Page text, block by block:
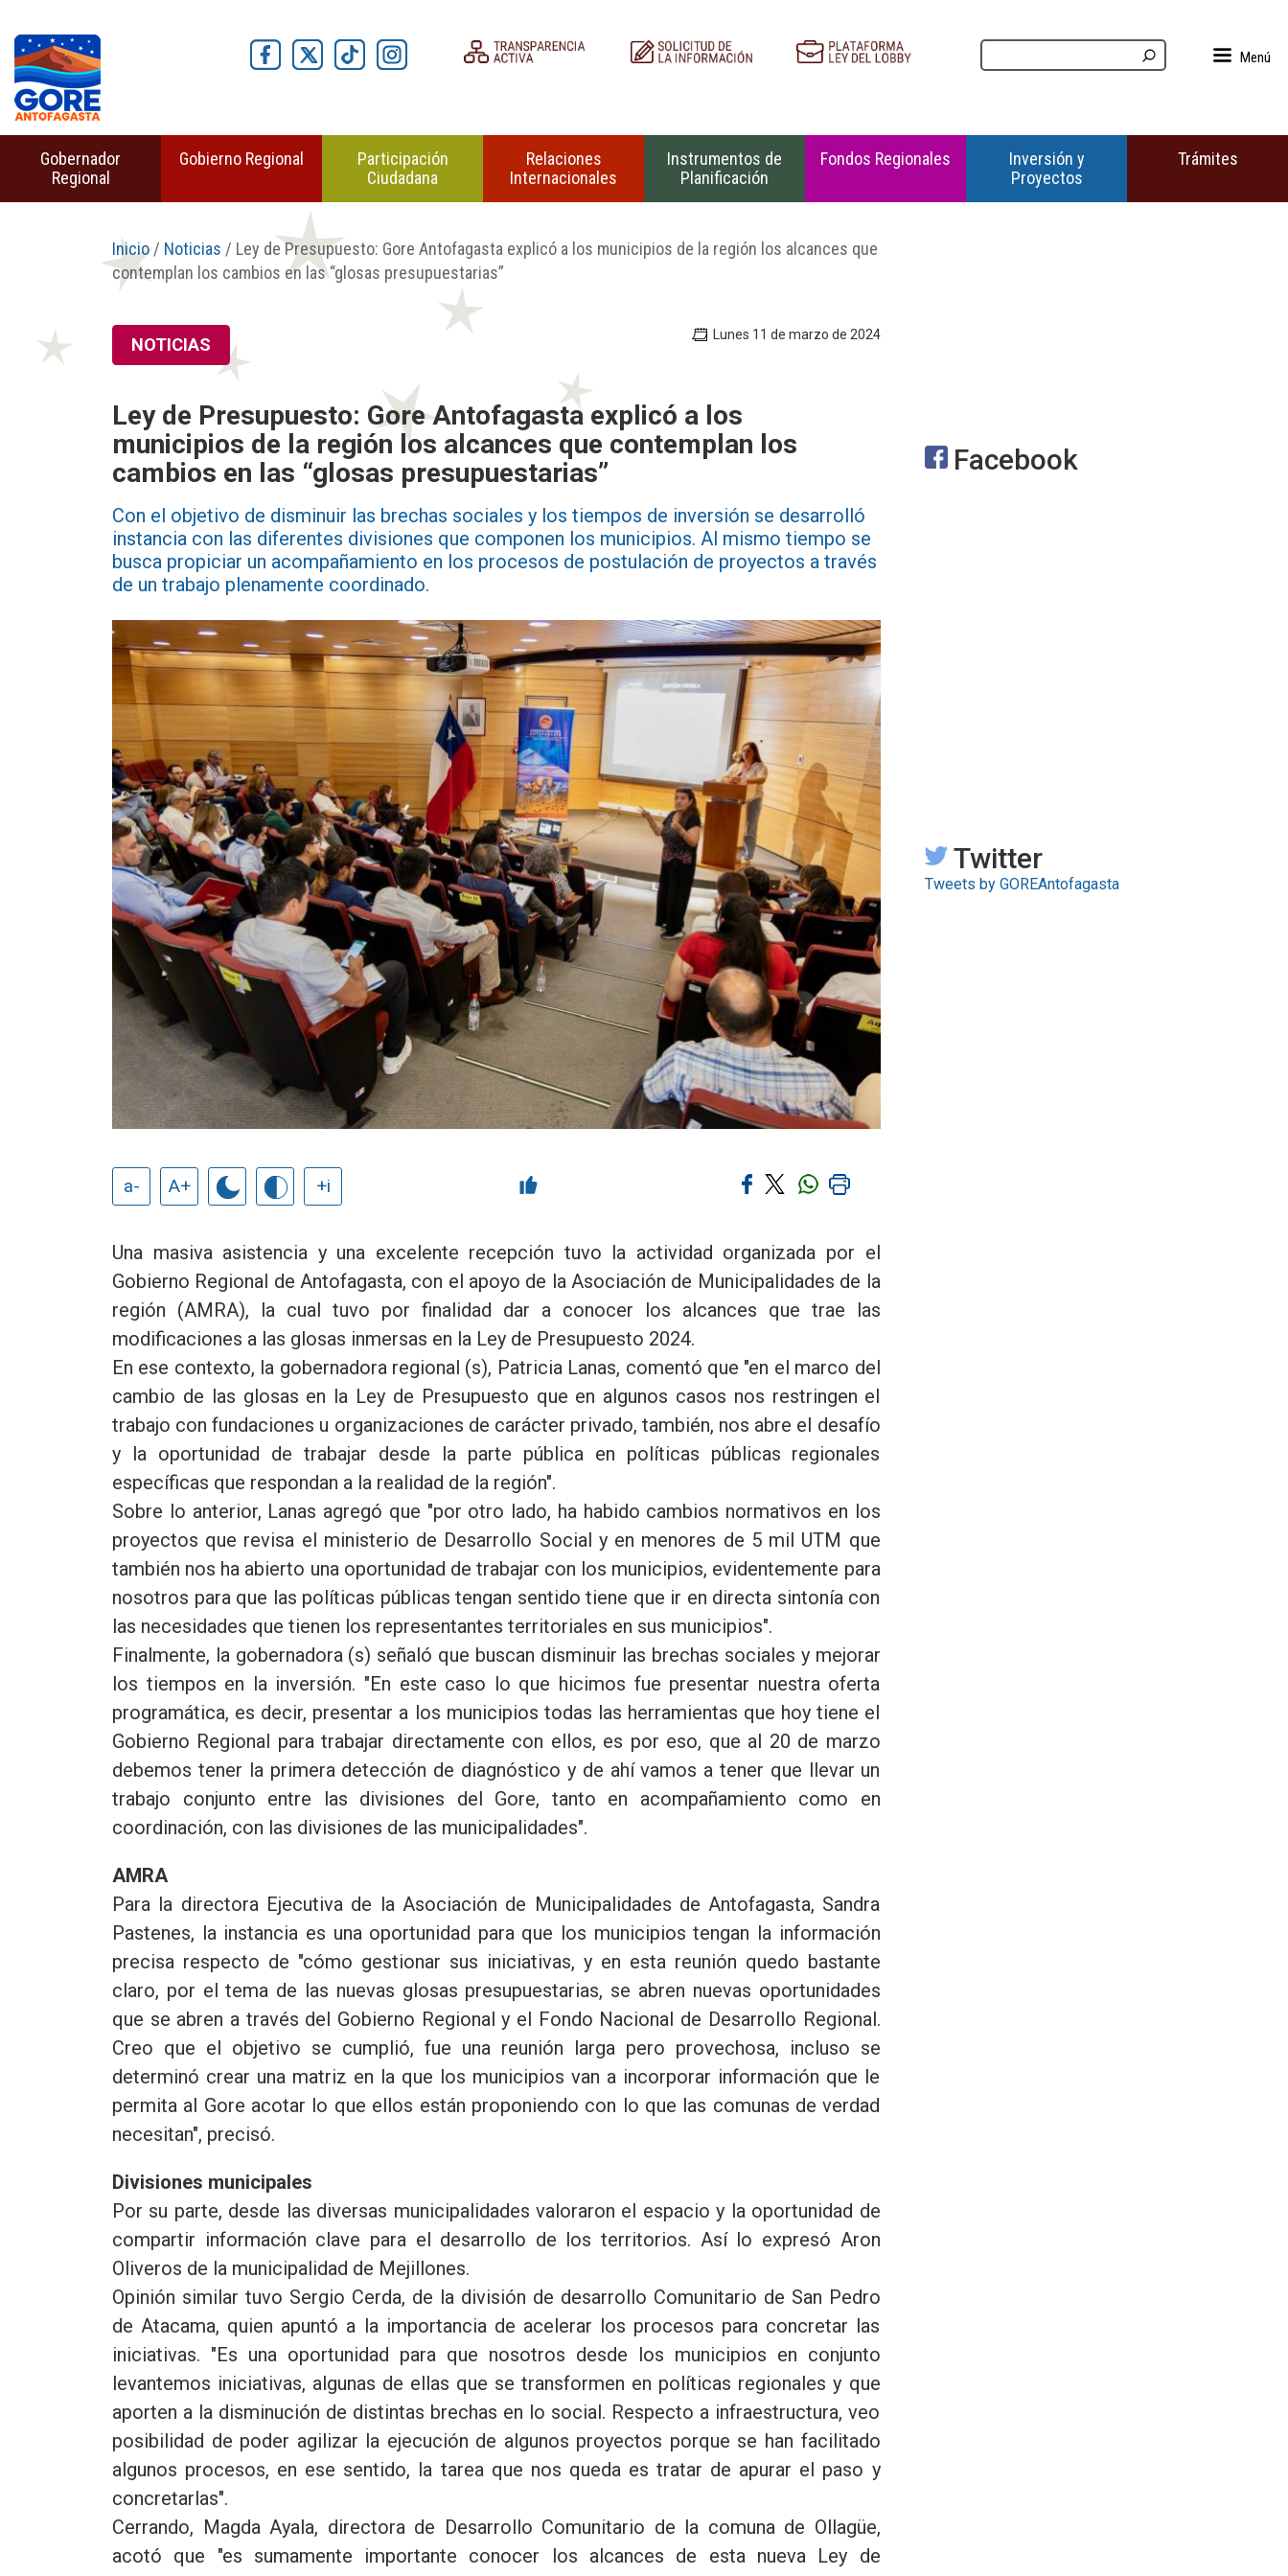
Menú
Gobernador
Regional
Gobierno Regional
Participación
Ciudadana
Relaciones
Internacionales
Instrumentos de
Planificación
Fondos Regionales
Inversión y
Proyectos
Trámites
Inicio/ Noticias / Ley de Presupuesto: Gore Antofagasta explicó a los municipios de la región los alcances que
contemplan los cambios en las “glosas presupuestarias”
NOTICIAS Lunes 11 de marzo de 2024
Ley de Presupuesto: Gore Antofagasta explicó a los
municipios de la región los alcances que contemplan los
cambios en las “glosas presupuestarias”
Con el objetivo de disminuir las brechas sociales y los tiempos de inversión se desarrolló
instancia con las diferentes divisiones que componen los municipios. Al mismo tiempo se
busca propiciar un acompañamiento en los procesos de postulación de proyectos a través
de un trabajo plenamente coordinado.
a- A+ +i
Una masiva asistencia y una excelente recepción tuvo la actividad organizada por el
Gobierno Regional de Antofagasta, con el apoyo de la Asociación de Municipalidades de la
región (AMRA), la cual tuvo por finalidad dar a conocer los alcances que trae las
modificaciones a las glosas inmersas en la Ley de Presupuesto 2024.
En ese contexto, la gobernadora regional (s), Patricia Lanas, comentó que "en el marco del
cambio de las glosas en la Ley de Presupuesto que en algunos casos nos restringen el
trabajo con fundaciones u organizaciones de carácter privado, también, nos abre el desafío
y la oportunidad de trabajar desde la parte pública en políticas públicas regionales
específicas que respondan a la realidad de la región".
Sobre lo anterior, Lanas agregó que "por otro lado, ha habido cambios normativos en los
proyectos que revisa el ministerio de Desarrollo Social y en menores de 5 mil UTM que
también nos ha abierto una oportunidad de trabajar con los municipios, evidentemente para
nosotros para que las políticas públicas tengan sentido tiene que ir en directa sintonía con
las necesidades que tienen los representantes territoriales en sus municipios".
Finalmente, la gobernadora (s) señaló que buscan disminuir las brechas sociales y mejorar
los tiempos en la inversión. "En este caso lo que hicimos fue presentar nuestra oferta
programática, es decir, presentar a los municipios todas las herramientas que hoy tiene el
Gobierno Regional para trabajar directamente con ellos, es por eso, que al 20 de marzo
debemos tener la primera detección de diagnóstico y de ahí vamos a tener que llevar un
trabajo conjunto entre las divisiones del Gore, tanto en acompañamiento como en
coordinación, con las divisiones de las municipalidades".
AMRA
Para la directora Ejecutiva de la Asociación de Municipalidades de Antofagasta, Sandra
Pastenes, la instancia es una oportunidad para que los municipios tengan la información
precisa respecto de "cómo gestionar sus iniciativas, y en esta reunión quedo bastante
claro, por el tema de las nuevas glosas presupuestarias, se abren nuevas oportunidades
que se abren a través del Gobierno Regional y el Fondo Nacional de Desarrollo Regional.
Creo que el objetivo se cumplió, fue una reunión larga pero provechosa, incluso se
determinó crear una matriz en la que los municipios van a incorporar información que le
permita al Gore acotar lo que ellos están proponiendo con lo que las comunas de verdad
necesitan", precisó.
Divisiones municipales
Por su parte, desde las diversas municipalidades valoraron el espacio y la oportunidad de
compartir información clave para el desarrollo de los territorios. Así lo expresó Aron
Oliveros de la municipalidad de Mejillones.
Opinión similar tuvo Sergio Cerda, de la división de desarrollo Comunitario de San Pedro
de Atacama, quien apuntó a la importancia de acelerar los procesos para concretar las
iniciativas. "Es una oportunidad para que nosotros desde los municipios en conjunto
levantemos iniciativas, algunas de ellas que se transformen en políticas regionales y que
aporten a la disminución de distintas brechas en lo social. Respecto a infraestructura, veo
posibilidad de poder agilizar la ejecución de algunos proyectos porque se han facilitado
algunos procesos, en ese sentido, la tarea que nos queda es tratar de apurar el paso y
concretarlas".
Cerrando, Magda Ayala, directora de Desarrollo Comunitario de la comuna de Ollagüe,
acotó que "es sumamente importante conocer los alcances de esta nueva Ley de
Facebook
Twitter
Tweets by GOREAntofagasta